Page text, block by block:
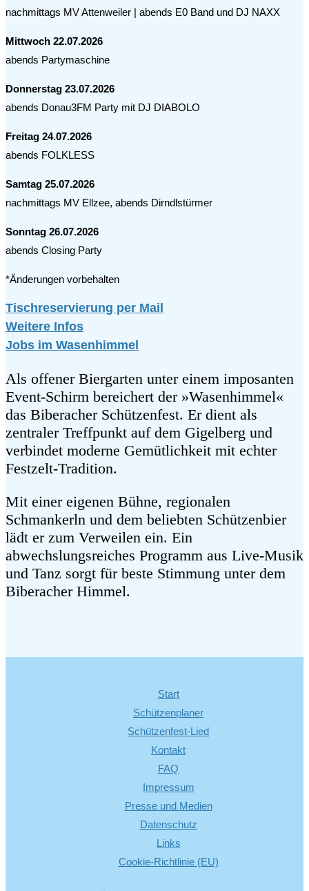
nachmittags MV Attenweiler | abends E0 Band und DJ NAXX
Mittwoch 22.07.2026
abends Partymaschine
Donnerstag 23.07.2026
abends Donau3FM Party mit DJ DIABOLO
Freitag 24.07.2026
abends FOLKLESS
Samtag 25.07.2026
nachmittags MV Ellzee, abends Dirndlstürmer
Sonntag 26.07.2026
abends Closing Party
*Änderungen vorbehalten
Tischreservierung per Mail
Weitere Infos
Jobs im Wasenhimmel
Als offener Biergarten unter einem imposanten
Event-Schirm bereichert der »Wasenhimmel«
das Biberacher Schützenfest. Er dient als
zentraler Treffpunkt auf dem Gigelberg und
verbindet moderne Gemütlichkeit mit echter
Festzelt-Tradition.
Mit einer eigenen Bühne, regionalen
Schmankerln und dem beliebten Schützenbier
lädt er zum Verweilen ein. Ein
abwechslungsreiches Programm aus Live-Musik
und Tanz sorgt für beste Stimmung unter dem
Biberacher Himmel.
Start
Schützenplaner
Schützenfest-Lied
Kontakt
FAQ
Impressum
Presse und Medien
Datenschutz
Links
Cookie-Richtlinie (EU)